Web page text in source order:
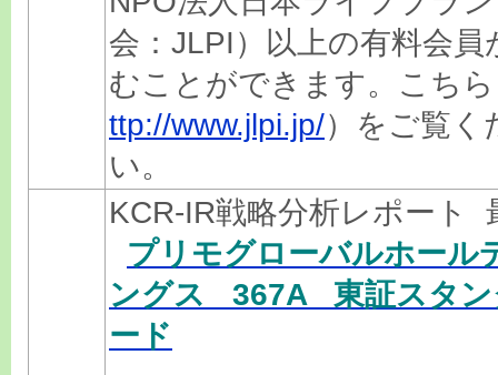
会：JLPI）以上の有料会員
むことができます。こち
ttp://www.jlpi.jp/）をご覧く
い。
KCR-IR戦略分析レポート
プリモグローバルホール
ングス 367A 東証スタン
ード